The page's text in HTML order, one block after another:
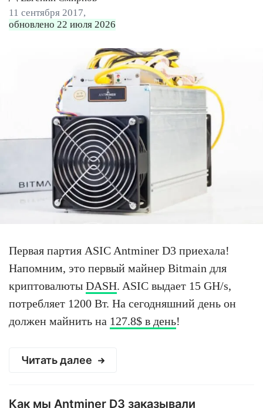
11 сентября 2017,
обновлено 22 июля 2026
Первая партия ASIC Antminer D3 приехала!
Напомним, это первый майнер Bitmain для
криптовалюты DASH. ASIC выдает 15 GH/s,
потребляет 1200 Вт. На сегодняшний день он
должен майнить на 127.8$ в день!
Читать далее
Как мы Antminer D3 заказывали